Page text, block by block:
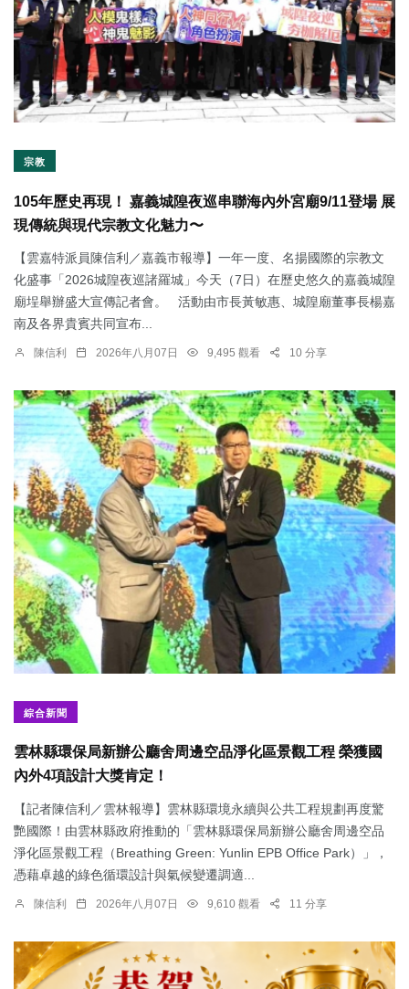
宗教
105年歷史再現！ 嘉義城隍夜巡串聯海內外宮廟9/11登場 展
現傳統與現代宗教文化魅力〜
【雲嘉特派員陳信利／嘉義市報導】一年一度、名揚國際的宗教文
化盛事「2026城隍夜巡諸羅城」今天（7日）在歷史悠久的嘉義城隍
廟埕舉辦盛大宣傳記者會。 活動由市長黃敏惠、城隍廟董事長楊嘉
南及各界貴賓共同宣布...
陳信利 2026年八月07日 9,495 觀看 10 分享
綜合新聞
雲林縣環保局新辦公廳舍周邊空品淨化區景觀工程 榮獲國
內外4項設計大獎肯定！
【記者陳信利／雲林報導】雲林縣環境永續與公共工程規劃再度驚
艷國際！由雲林縣政府推動的「雲林縣環保局新辦公廳舍周邊空品
淨化區景觀工程（Breathing Green: Yunlin EPB Office Park）」，
憑藉卓越的綠色循環設計與氣候變遷調適...
陳信利 2026年八月07日 9,610 觀看 11 分享